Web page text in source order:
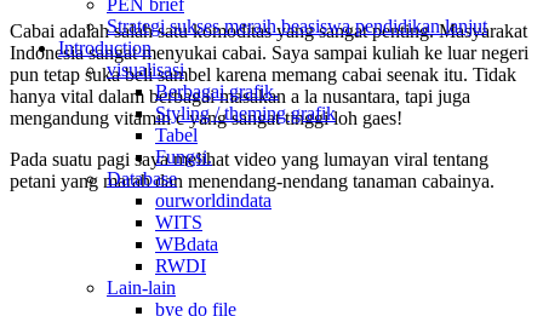
PEN brief
Strategi sukses meraih beasiswa pendidikan lanjut
Introduction
visualisasi
Berbagai grafik.
Styling / theming grafik
Tabel
Fungsi.
Database
ourworldindata
WITS
WBdata
RWDI
Lain-lain
bye do file
Cabai adalah salah satu komoditas yang sangat penting. Masyarakat
Indonesia sangat menyukai cabai. Saya sampai kuliah ke luar negeri
pun tetap suka beli sambel karena memang cabai seenak itu. Tidak
hanya vital dalam berbagai masakan a la nusantara, tapi juga
mengandung vitamin c yang sangat tinggi loh gaes!
Pada suatu pagi saya melihat video yang lumayan viral tentang
petani yang marah dan menendang-nendang tanaman cabainya.